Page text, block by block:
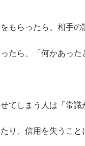
もらったら、相手
たら、「何かあっ
てしまう人は「常
り、信用を失うこと